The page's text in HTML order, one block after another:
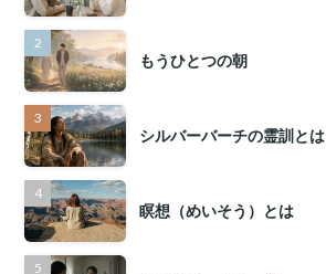
もうひとつの朝
シルバーバーチの霊訓とは
瞑想（めいそう）とは